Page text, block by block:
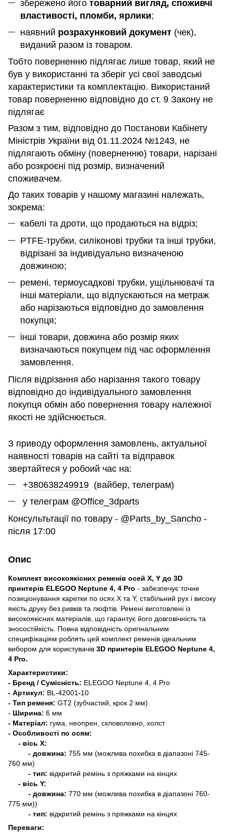
збережено його товарний вигляд, споживчі
властивості, пломби, ярлики;
наявний розрахунковий документ (чек),
виданий разом із товаром.
Тобто поверненню підлягає лише товар, який не
був у використанні та зберіг усі свої заводські
характеристики та комплектацію. Використаний
товар поверненню відповідно до ст. 9 Закону не
підлягає
Разом з тим, відповідно до Постанови Кабінету
Міністрів України від 01.11.2024 №1243, не
підлягають обміну (поверненню) товари, нарізані
або розкроєні під розмір, визначений
споживачем.
До таких товарів у нашому магазині належать,
зокрема:
кабелі та дроти, що продаються на відріз;
PTFE-трубки, силіконові трубки та інші трубки,
відрізані за індивідуально визначеною
довжиною;
ремені, термоусадкові трубки, ущільнювачі та
інші матеріали, що відпускаються на метраж
або нарізаються відповідно до замовлення
покупця;
інші товари, довжина або розмір яких
визначаються покупцем під час оформлення
замовлення.
Після відрізання або нарізання такого товару
відповідно до індивідуального замовлення
покупця обмін або повернення товару належної
якості не здійснюється.
З приводу оформлення замовлень, актуальної
наявності товарів на сайті та відправок
звертайтеся у робоий час на:
+380638249919 (вайбер, телеграм)
у телеграм @Office_3dparts
Консультьтації по товару - @Parts_by_Sancho -
після 17:00
Опис
Комплект високоякісних ременів осей X, Y до 3D
принтерів ELEGOO Neptune 4, 4 Pro - забезпечує точне
позиціонування каретки по осях X та Y, стабільний рух і високу
якість друку без ривків та люфтів. Ремені виготовлені із
високоякісних матеріалів, що гарантує його довговічність та
зносостійкість. Повна відповідність оригінальним
специфікаціям роблять цей комплект ременів ідеальним
вибором для користувачів 3D принтерів ELEGOO Neptune 4,
4 Pro.
Характеристики:
- Бренд / Сумісність: ELEGOO Neptune 4, 4 Pro
- Артикул: BL-42001-10
- Тип ременя: GT2 (зубчастий, крок 2 мм)
- Ширина: 6 мм
- Матеріал: гума, неопрен, скловолокно, холст
- Особливості по осям:
- вісь Х:
- довжина: 755 мм (можлива похибка в діапазоні 745-
760 мм)
- тип: відкритий ремінь з пряжками на кінцях
- вісь Y:
- довжина: 770 мм (можлива похибка в діапазоні 760-
775 мм))
- тип: відкритий ремінь з пряжками на кінцях
Переваги: